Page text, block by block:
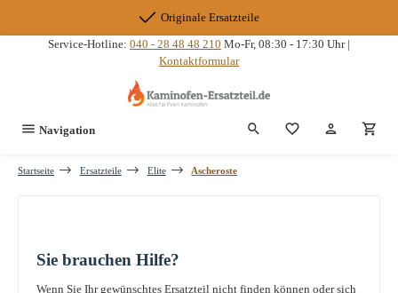
Originale Ersatzteile
Service-Hotline: 040 - 28 48 48 210 Mo-Fr, 08:30 - 17:30 Uhr |
Kontaktformular
Navigation Du hast 0
Startseite Ersatzteile Elite Ascheroste
Sie brauchen Hilfe?
Wenn Sie Ihr gewünschtes Ersatzteil nicht finden können oder sich